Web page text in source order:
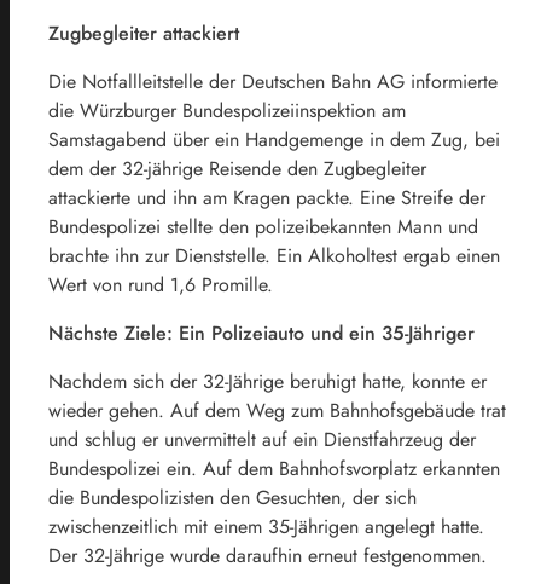
Zugbegleiter attackiert
Die Notfallleitstelle der Deutschen Bahn AG informierte
die Würzburger Bundespolizeiinspektion am
Samstagabend über ein Handgemenge in dem Zug, bei
dem der 32-jährige Reisende den Zugbegleiter
attackierte und ihn am Kragen packte. Eine Streife der
Bundespolizei stellte den polizeibekannten Mann und
brachte ihn zur Dienststelle. Ein Alkoholtest ergab einen
Wert von rund 1,6 Promille.
Nächste Ziele: Ein Polizeiauto und ein 35-Jähriger
Nachdem sich der 32-Jährige beruhigt hatte, konnte er
wieder gehen. Auf dem Weg zum Bahnhofsgebäude trat
und schlug er unvermittelt auf ein Dienstfahrzeug der
Bundespolizei ein. Auf dem Bahnhofsvorplatz erkannten
die Bundespolizisten den Gesuchten, der sich
zwischenzeitlich mit einem 35-Jährigen angelegt hatte.
Der 32-Jährige wurde daraufhin erneut festgenommen.